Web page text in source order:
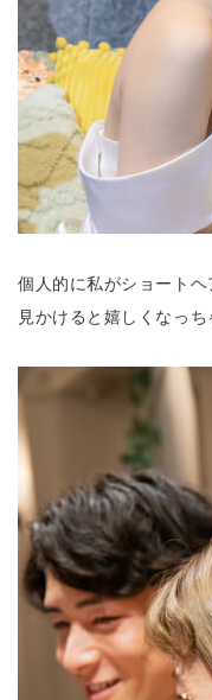
個人的に私がショートヘ
見かけると嬉しくなっ